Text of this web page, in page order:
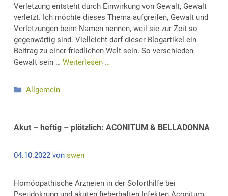
Verletzung entsteht durch Einwirkung von Gewalt, Gewalt
verletzt. Ich möchte dieses Thema aufgreifen, Gewalt und
Verletzungen beim Namen nennen, weil sie zur Zeit so
gegenwärtig sind. Vielleicht darf dieser Blogartikel ein
Beitrag zu einer friedlichen Welt sein. So verschieden
Gewalt sein … Weiterlesen …
Kategorien
Allgemein
Akut – heftig – plötzlich: ACONITUM & BELLADONNA
04.10.2022 von swen
Homöopathische Arzneien in der Soforthilfe bei